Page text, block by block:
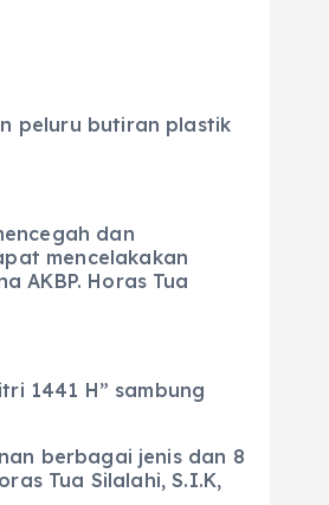
peluru butiran plastik
dan
mencelakakan
AKBP. Horas Tua
1441 H” sambung
berbagai jenis dan 8
Tua Silalahi, S.I.K,